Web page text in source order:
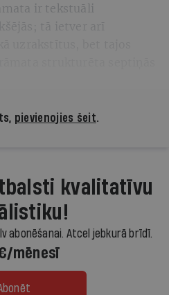
ir tekstuāli
pievienojies šeit.
kvalitatīvu
abonēšanai. Atcel jebkurā brīdī.
mēnesī